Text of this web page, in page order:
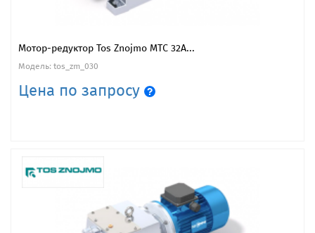
Мотор-редуктор Tos Znojmo MTC 32A...
Модель: tos_zm_030
Цена по запросу